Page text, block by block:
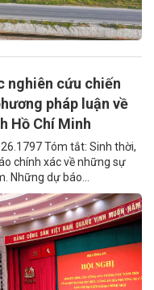
nghiên cứu chiến
pháp luận về
Hồ Chí Minh
Tóm tắt: Sinh thời,
chính xác về những sự
Những dự báo...